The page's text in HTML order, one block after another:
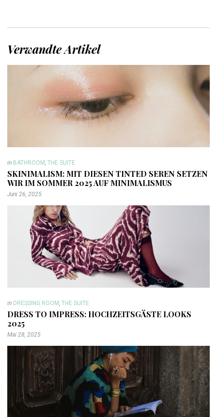
Verwandte Artikel
in BATHROOM, THE SUITE
SKINIMALISM: MIT DIESEN TINTED SEREN SETZEN
WIR IM SOMMER 2025 AUF MINIMALISMUS
Juni 26, 2025
in DRESSING ROOM, THE SUITE
DRESS TO IMPRESS: HOCHZEITSGÄSTE LOOKS
2025
Mai 28, 2025